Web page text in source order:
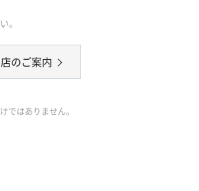
。
のご案内
ではありません。